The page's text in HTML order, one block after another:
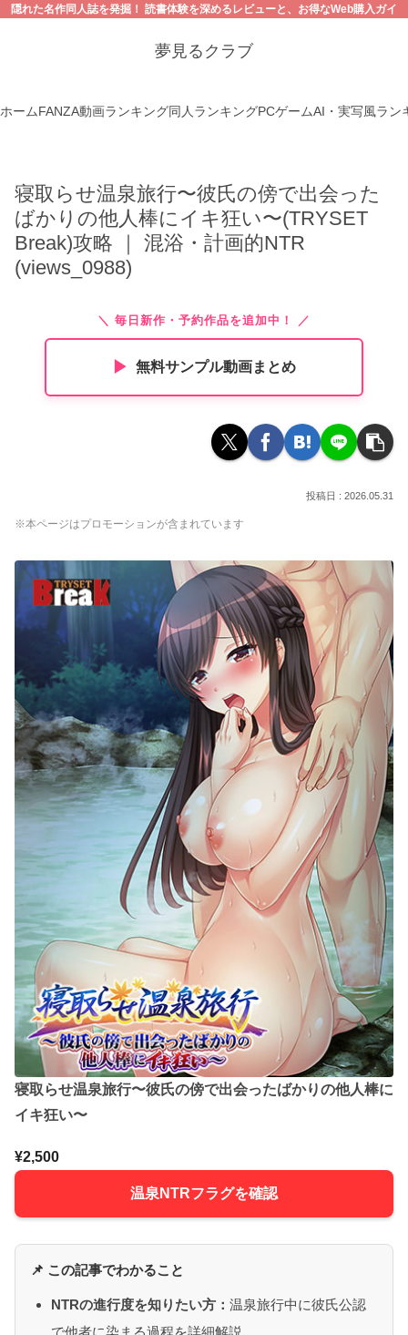
隠れた名作同人誌を発掘！ 読書体験を深めるレビューと、お得なWeb購入ガイ
夢見るクラブ
ホームFANZA動画ランキング同人ランキングPCゲームAI・実写風ラン
寝取らせ温泉旅行〜彼氏の傍で出会った
ばかりの他人棒にイキ狂い〜(TRYSET
Break)攻略 ｜ 混浴・計画的NTR
(views_0988)
＼ 毎日新作・予約作品を追加中！ ／
▶︎ 無料サンプル動画まとめ
2026.05.31
※本ページはプロモーションが含まれています
寝取らせ温泉旅行〜彼氏の傍で出会ったばかりの他人棒に
イキ狂い〜
¥2,500
温泉NTRフラグを確認
📌 この記事でわかること
NTRの進行度を知りたい方：温泉旅行中に彼氏公認
で他者に染まる過程を詳細解説。